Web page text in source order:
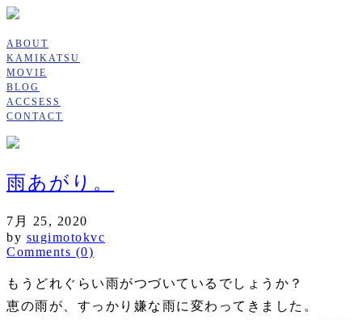
ABOUT
KAMIKATSU
MOVIE
BLOG
ACCSESS
CONTACT
雨あがり。
7月 25, 2020
by sugimotokvc
Comments (0)
もうどれぐらい雨がつづいているでしょうか？
恵の雨が、すっかり嫌な雨に変わってきました。